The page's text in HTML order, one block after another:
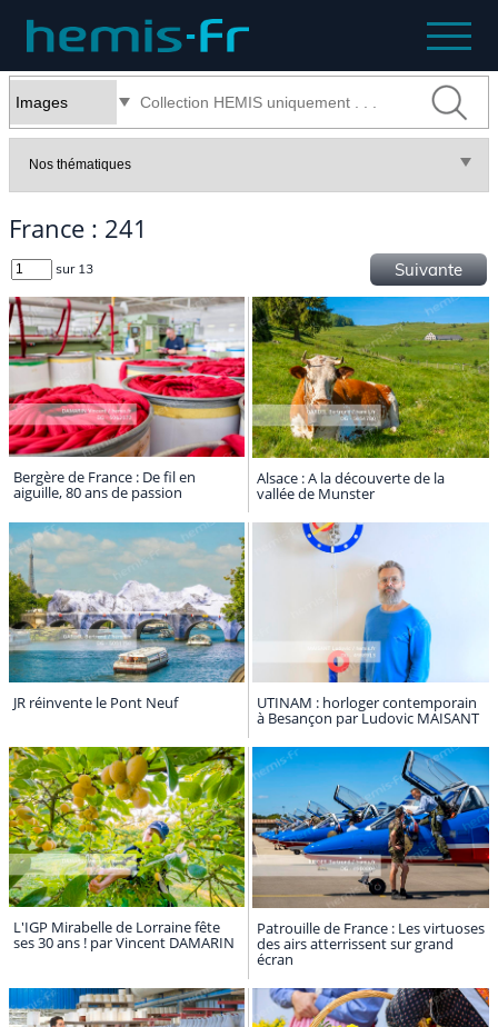
France : 241
sur 13 Suivante
Bergère de France : De fil en
aiguille, 80 ans de passion
Alsace : A la découverte de la
vallée de Munster
JR réinvente le Pont Neuf UTINAM : horloger contemporain
à Besançon par Ludovic MAISANT
L'IGP Mirabelle de Lorraine fête
ses 30 ans ! par Vincent DAMARIN
Patrouille de France : Les virtuoses
des airs atterrissent sur grand
écran